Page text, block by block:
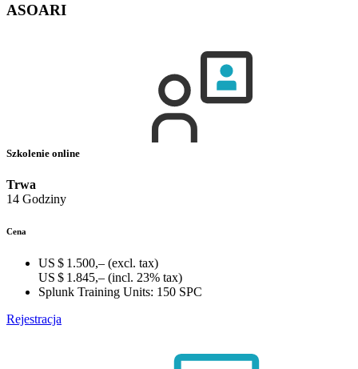
ASOARI
Szkolenie online
Trwa
14 Godziny
Cena
US $ 1.500,– (excl. tax)
US $ 1.845,– (incl. 23% tax)
Splunk Training Units: 150 SPC
Rejestracja